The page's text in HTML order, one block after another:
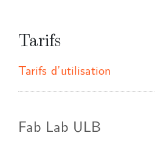
Tarifs
Tarifs d’utilisation
Fab Lab ULB